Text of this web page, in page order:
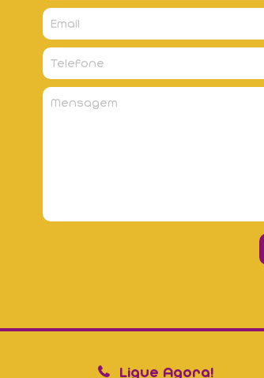
Ligue Agora!